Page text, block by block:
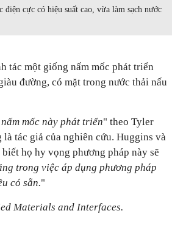
điện cực có hiệu suất cao, vừa làm sạch nước
tác một giống nấm mốc phát triển
đường, có mặt trong nước thải nấu
mốc này phát triển" theo Tyler
tác giả của nghiên cứu. Huggins và
họ hy vọng phương pháp này sẽ
trong việc áp dụng phương pháp
có sẵn."
Materials and Interfaces.